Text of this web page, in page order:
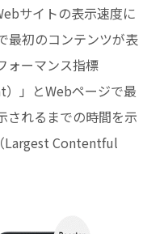
サイトの表示速度に
最初のコンテンツが表
ォーマンス指標
）」とWebページで最
されるまでの時間を示
Largest Contentful